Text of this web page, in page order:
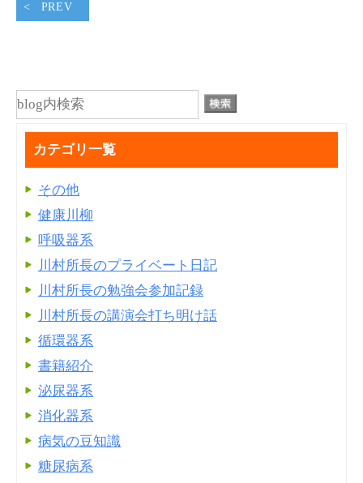
PREV
カテゴリ一覧
その他
健康川柳
呼吸器系
川村所長のプライベート日記
川村所長の勉強会参加記録
川村所長の講演会打ち明け話
循環器系
書籍紹介
泌尿器系
消化器系
病気の豆知識
糖尿病系